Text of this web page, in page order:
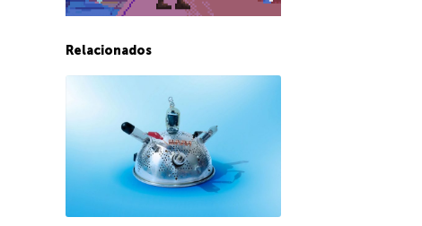
Relacionados